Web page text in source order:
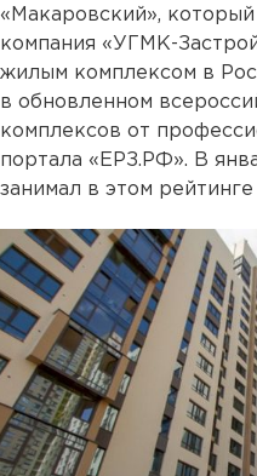
«Макаровский»,
компания «УГМК-
жилым комплексом в
в обновленном
комплексов от
портала «ЕРЗ.РФ». В
занимал в этом